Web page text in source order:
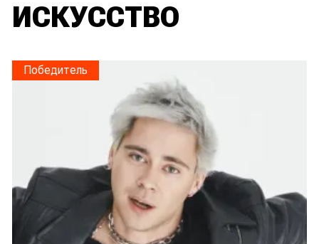
ИСКУССТВО
Победитель